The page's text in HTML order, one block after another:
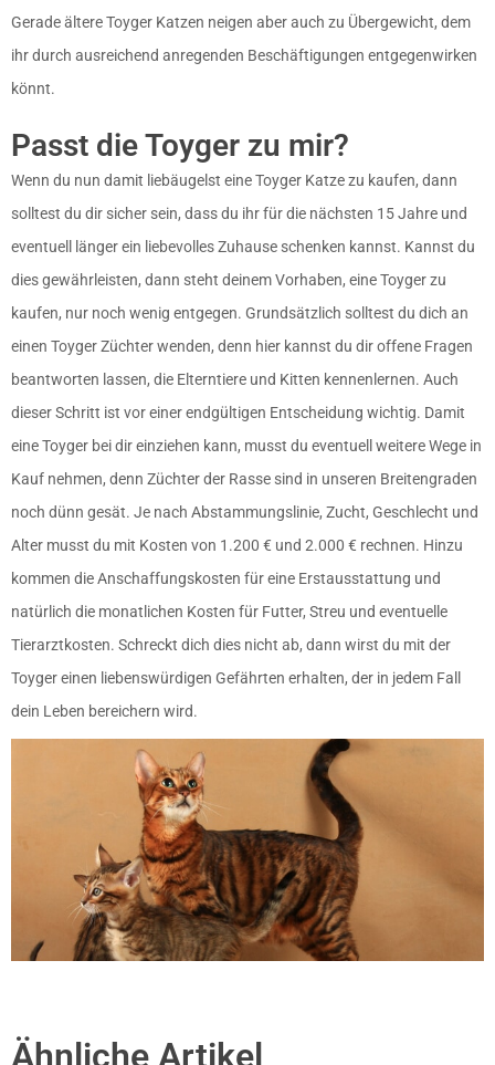
Gerade ältere Toyger Katzen neigen aber auch zu Übergewicht, dem
ihr durch ausreichend anregenden Beschäftigungen entgegenwirken
könnt.
Passt die Toyger zu mir?
Wenn du nun damit liebäugelst eine Toyger Katze zu kaufen, dann
solltest du dir sicher sein, dass du ihr für die nächsten 15 Jahre und
eventuell länger ein liebevolles Zuhause schenken kannst. Kannst du
dies gewährleisten, dann steht deinem Vorhaben, eine Toyger zu
kaufen, nur noch wenig entgegen. Grundsätzlich solltest du dich an
einen Toyger Züchter wenden, denn hier kannst du dir offene Fragen
beantworten lassen, die Elterntiere und Kitten kennenlernen. Auch
dieser Schritt ist vor einer endgültigen Entscheidung wichtig. Damit
eine Toyger bei dir einziehen kann, musst du eventuell weitere Wege in
Kauf nehmen, denn Züchter der Rasse sind in unseren Breitengraden
noch dünn gesät. Je nach Abstammungslinie, Zucht, Geschlecht und
Alter musst du mit Kosten von 1.200 € und 2.000 € rechnen. Hinzu
kommen die Anschaffungskosten für eine Erstausstattung und
natürlich die monatlichen Kosten für Futter, Streu und eventuelle
Tierarztkosten. Schreckt dich dies nicht ab, dann wirst du mit der
Toyger einen liebenswürdigen Gefährten erhalten, der in jedem Fall
dein Leben bereichern wird.
Ähnliche Artikel